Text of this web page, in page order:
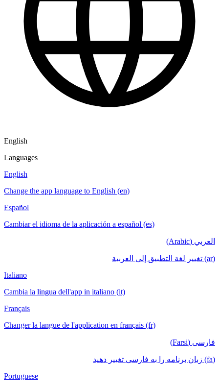
English
Languages
English
Change the app language to English (en)
Español
Cambiar el idioma de la aplicación a español (es)
العربي (Arabic)
(ar) تغيير لغة التطبيق إلى العربية
Italiano
Cambia la lingua dell'app in italiano (it)
Français
Changer la langue de l'application en français (fr)
فارسی (Farsi)
(fa) زبان برنامه را به فارسی تغییر دهید
Portuguese